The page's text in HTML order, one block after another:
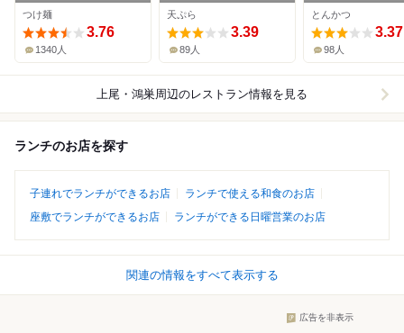
つけ麺
3.76
1340人
天ぷら
3.39
89人
とんかつ
3.37
98人
上尾・鴻巣周辺のレストラン情報を見る
ランチのお店を探す
子連れでランチができるお店
ランチで使える和食のお店
座敷でランチができるお店
ランチができる日曜営業のお店
関連の情報をすべて表示する
広告を非表示